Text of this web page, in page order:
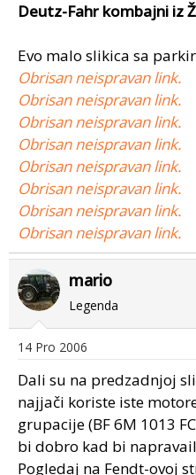
n
o
g
o
t
a
Deutz-Fahr kombajni iz
Evo malo slikica sa
Obrisan neispravan link.
Obrisan neispravan link.
Obrisan neispravan link.
Obrisan neispravan link.
Obrisan neispravan link.
Obrisan neispravan link.
Obrisan neispravan link.
Obrisan neispravan link.
mario
Legenda
14 Pro 2006
Dali su na predzadnjoj
najjači koriste iste
grupacije (BF 6M 1013
bi dobro kad bi
Pogledaj na Fendt-ovoj